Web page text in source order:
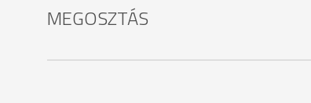
MEGOSZTÁS